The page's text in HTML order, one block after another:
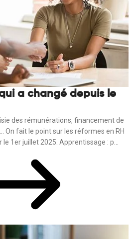
a changé depuis le
des rémunérations, financement de
On fait le point sur les réformes en RH
1er juillet 2025. Apprentissage : p...